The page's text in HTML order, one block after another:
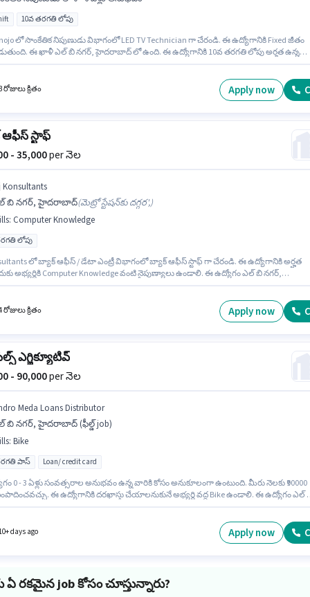
10వ తరగతి లోపు
లో సాంకేతిక నిపుణుడు విభాగంలో LED TV Technician గా చేరండి. ఈ ఉద్యోగానికి Fixed జీతం
ఈ ఖాళీ ఎల్ బి నగర్, హైదరాబాద్ లో ఉంది. ఈ ఉద్యోగానికి 10వ తరగతి లోపు అర్హత ఉన్న
రోజులు క్రితం Apply now
స్టాఫ్
- 35,000per నెల
Konsultants
బి నగర్, హైదరాబాద్(మెట్రో స్టేషన్‌కు దగ్గర',)
: Computer Knowledge
లోపు
లో బ్యాక్ ఆఫీస్ / డేటా ఎంట్రీ విభాగంలో బ్యాక్ ఆఫీస్ స్టాఫ్ గా చేరండి. ఈ ఉద్యోగానికి అర్హత
అభ్యర్థికి Computer Knowledge వంటి నైపుణ్యాలు ఉండాలి. ఈ ఉద్యోగం ఎల్ బి నగర్,
ఉంటుంది.
రోజులు క్రితం Apply now
ఎగ్జిక్యూటివ్
- 90,000per నెల
Meda Loans Distributor
బి నగర్, హైదరాబాద్ (ఫీల్డ్ job)
: Bike
పాస్ Loan/ credit card
0 - 3 ఏళ్లు సంవత్సరాల అనుభవం ఉన్న వారికి కోసం అనుకూలంగా ఉంటుంది. మీరు నెలకు ₹90000
ఈ ఉద్యోగానికి దరఖాస్తు చేయాలనుకునే అభ్యర్థి వద్ద Bike ఉండాలి. ఈ ఉద్యోగం ఎల్ బి
గా చేరండి.
days ago Apply now
ఏ రకమైన job కోసం చూస్తున్నారు?